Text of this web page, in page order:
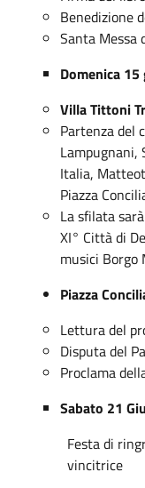
Benedizione
Santa Messa
Domenica
Villa Tittoni
Partenza del
Lampugnani,
Italia,
Piazza
La sfilata
XI° Città di
musici Borgo
Piazza
Lettura del
Disputa del
Proclama
Sabato 21
Festa di
vincitrice